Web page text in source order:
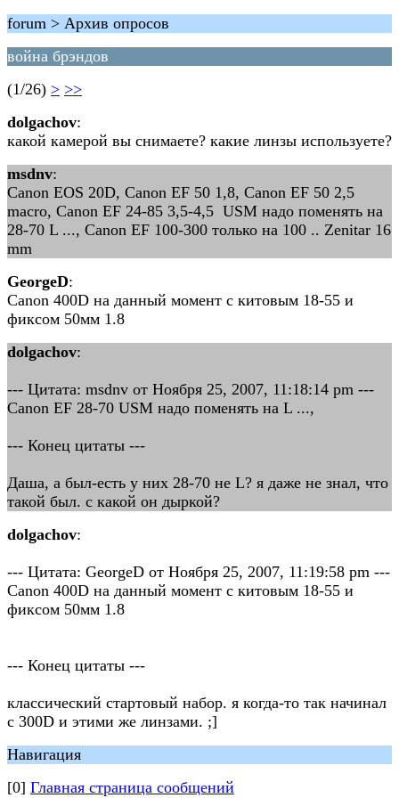
forum > Архив опросов
война брэндов
(1/26) > >>
dolgachov:
какой камерой вы снимаете? какие линзы используете?
msdnv:
Canon EOS 20D, Canon EF 50 1,8, Canon EF 50 2,5
macro, Canon EF 24-85 3,5-4,5 USM надо поменять на
28-70 L ..., Canon EF 100-300 только на 100 .. Zenitar 16
mm
GeorgeD:
Canon 400D на данный момент с китовым 18-55 и
фиксом 50мм 1.8
dolgachov:
--- Цитата: msdnv от Ноября 25, 2007, 11:18:14 pm ---
Canon EF 28-70 USM надо поменять на L ...,
--- Конец цитаты ---
Даша, а был-есть у них 28-70 не L? я даже не знал, что
такой был. с какой он дыркой?
dolgachov:
--- Цитата: GeorgeD от Ноября 25, 2007, 11:19:58 pm ---
Canon 400D на данный момент с китовым 18-55 и
фиксом 50мм 1.8
--- Конец цитаты ---
классический стартовый набор. я когда-то так начинал
с 300D и этими же линзами. ;]
Навигация
[0] Главная страница сообщений